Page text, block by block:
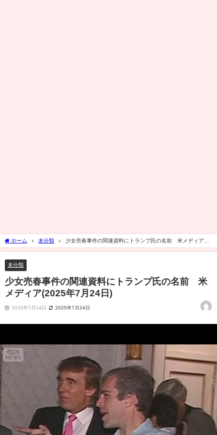
ホーム 未分類
少女売春事件の関連資料にトランプ氏の名前 米メディア
(2025年7月24日)
未分類
少女売春事件の関連資料にトランプ氏の名前 米
メディア(2025年7月24日)
2025年7月24日 2025年7月24日